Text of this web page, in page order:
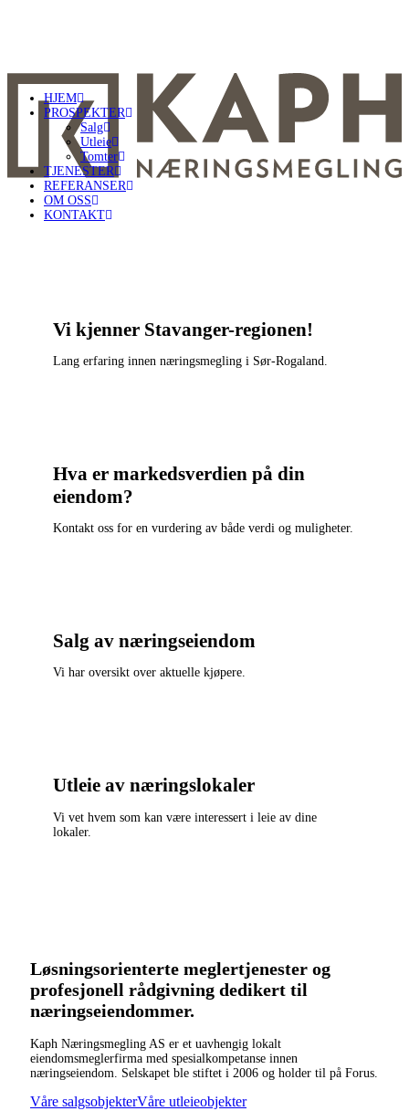
HJEM
PROSPEKTER
Salg
Utleie
Tomter
TJENESTER
REFERANSER
OM OSS
KONTAKT
Vi kjenner Stavanger-regionen!
Lang erfaring innen næringsmegling i Sør-Rogaland.
Hva er markedsverdien på din
eiendom?
Kontakt oss for en vurdering av både verdi og muligheter.
Salg av næringseiendom
Vi har oversikt over aktuelle kjøpere.
Utleie av næringslokaler
Vi vet hvem som kan være interessert i leie av dine
lokaler.
Løsningsorienterte meglertjenester og
profesjonell rådgivning dedikert til
næringseiendommer.
Kaph Næringsmegling AS er et uavhengig lokalt
eiendomsmeglerfirma med spesialkompetanse innen
næringseiendom. Selskapet ble stiftet i 2006 og holder til på Forus.
Våre salgsobjekterVåre utleieobjekter